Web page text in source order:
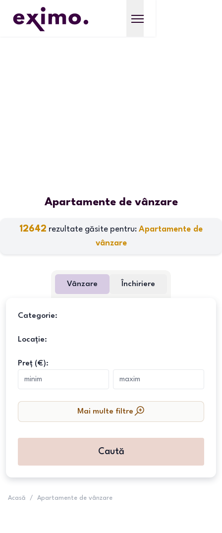
Apartamente de vânzare
12642 rezultate găsite pentru: Apartamente de
vânzare
Vânzare Închiriere
Categorie:
Locație:
Preț (€):
Mai multe filtre
Caută
Acasă / Apartamente de vânzare